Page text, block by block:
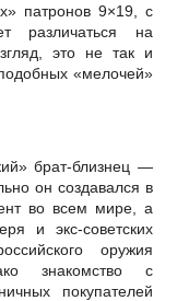
патронов 9×19, с
различаться на
это не так и
«мелочей»
брат-близнец —
он создавался в
во всем мире, а
и экс-советских
оружия
знакомство с
покупателей